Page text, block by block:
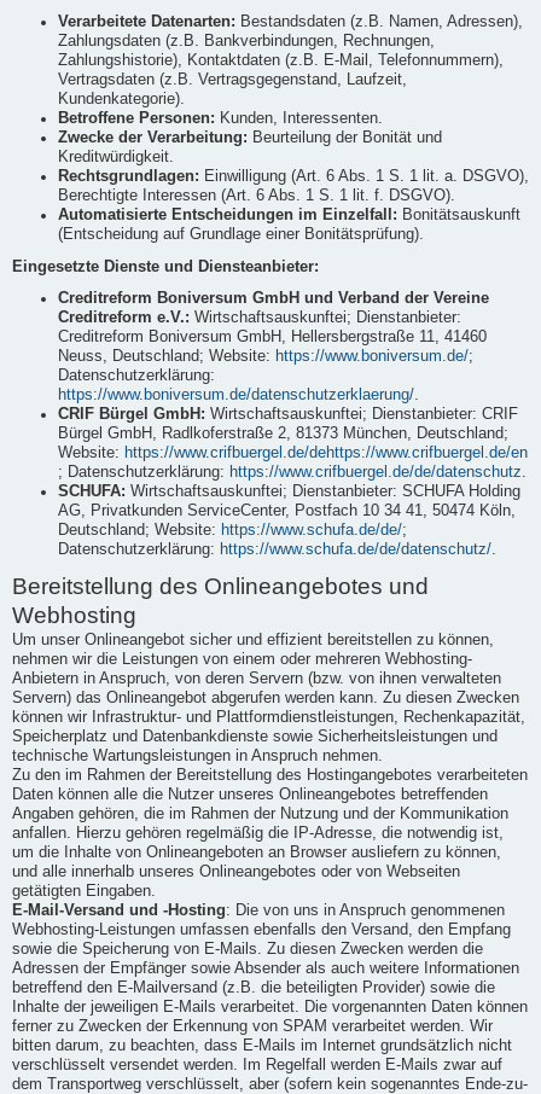
Verarbeitete Datenarten: Bestandsdaten (z.B. Namen, Adressen),
Zahlungsdaten (z.B. Bankverbindungen, Rechnungen,
Zahlungshistorie), Kontaktdaten (z.B. E-Mail, Telefonnummern),
Vertragsdaten (z.B. Vertragsgegenstand, Laufzeit,
Kundenkategorie).
Betroffene Personen: Kunden, Interessenten.
Zwecke der Verarbeitung: Beurteilung der Bonität und
Kreditwürdigkeit.
Rechtsgrundlagen: Einwilligung (Art. 6 Abs. 1 S. 1 lit. a. DSGVO),
Berechtigte Interessen (Art. 6 Abs. 1 S. 1 lit. f. DSGVO).
Automatisierte Entscheidungen im Einzelfall: Bonitätsauskunft
(Entscheidung auf Grundlage einer Bonitätsprüfung).
Eingesetzte Dienste und Diensteanbieter:
Creditreform Boniversum GmbH und Verband der Vereine
Creditreform e.V.: Wirtschaftsauskunftei; Dienstanbieter:
Creditreform Boniversum GmbH, Hellersbergstraße 11, 41460
Neuss, Deutschland; Website: https://www.boniversum.de/;
Datenschutzerklärung:
https://www.boniversum.de/datenschutzerklaerung/.
CRIF Bürgel GmbH: Wirtschaftsauskunftei; Dienstanbieter: CRIF
Bürgel GmbH, Radlkoferstraße 2, 81373 München, Deutschland;
Website: https://www.crifbuergel.de/dehttps://www.crifbuergel.de/en
; Datenschutzerklärung: https://www.crifbuergel.de/de/datenschutz
SCHUFA: Wirtschaftsauskunftei; Dienstanbieter: SCHUFA Holding
AG, Privatkunden ServiceCenter, Postfach 10 34 41, 50474 Köln,
Deutschland; Website: https://www.schufa.de/de/;
Datenschutzerklärung: https://www.schufa.de/de/datenschutz/.
Bereitstellung des Onlineangebotes und
Webhosting
Um unser Onlineangebot sicher und effizient bereitstellen zu können,
nehmen wir die Leistungen von einem oder mehreren Webhosting-
Anbietern in Anspruch, von deren Servern (bzw. von ihnen verwalteten
Servern) das Onlineangebot abgerufen werden kann. Zu diesen Zwecken
können wir Infrastruktur- und Plattformdienstleistungen, Rechenkapazität,
Speicherplatz und Datenbankdienste sowie Sicherheitsleistungen und
technische Wartungsleistungen in Anspruch nehmen.
Zu den im Rahmen der Bereitstellung des Hostingangebotes verarbeiteten
Daten können alle die Nutzer unseres Onlineangebotes betreffenden
Angaben gehören, die im Rahmen der Nutzung und der Kommunikation
anfallen. Hierzu gehören regelmäßig die IP-Adresse, die notwendig ist,
um die Inhalte von Onlineangeboten an Browser ausliefern zu können,
und alle innerhalb unseres Onlineangebotes oder von Webseiten
getätigten Eingaben.
E-Mail-Versand und -Hosting: Die von uns in Anspruch genommenen
Webhosting-Leistungen umfassen ebenfalls den Versand, den Empfang
sowie die Speicherung von E-Mails. Zu diesen Zwecken werden die
Adressen der Empfänger sowie Absender als auch weitere Informationen
betreffend den E-Mailversand (z.B. die beteiligten Provider) sowie die
Inhalte der jeweiligen E-Mails verarbeitet. Die vorgenannten Daten können
ferner zu Zwecken der Erkennung von SPAM verarbeitet werden. Wir
bitten darum, zu beachten, dass E-Mails im Internet grundsätzlich nicht
verschlüsselt versendet werden. Im Regelfall werden E-Mails zwar auf
dem Transportweg verschlüsselt, aber (sofern kein sogenanntes Ende-zu-